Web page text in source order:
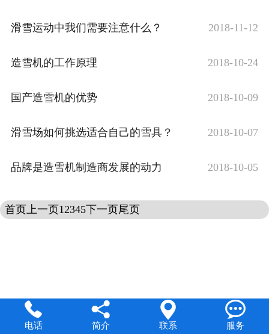
滑雪运动中我们需要注意什么？ 2018-11-12
造雪机的工作原理 2018-10-24
国产造雪机的优势 2018-10-09
滑雪场如何挑选适合自己的雪具？ 2018-10-07
品牌是造雪机制造商发展的动力 2018-10-05
首页上一页12345下一页尾页

电话

简介

联系

服务